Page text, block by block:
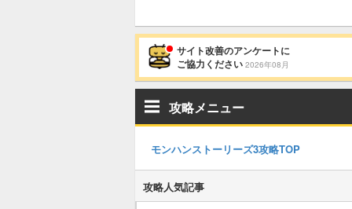
サイト改善のアンケートに
ご協力ください 2026年08月
攻略メニュー
モンハンストーリーズ3攻略TOP
攻略人気記事